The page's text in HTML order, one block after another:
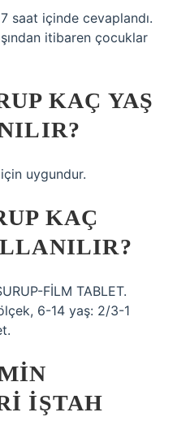
saat içinde cevaplandı.
itibaren çocuklar
KAÇ YAŞ
uygundur.
KAÇ
FİLM TABLET.
6-14 yaş: 2/3-1
IŞTAH